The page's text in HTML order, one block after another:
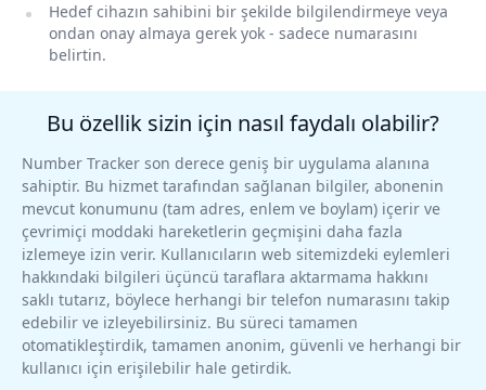
Hedef cihazın sahibini bir şekilde bilgilendirmeye veya
ondan onay almaya gerek yok - sadece numarasını
belirtin.
Bu özellik sizin için nasıl faydalı olabilir?
Number Tracker son derece geniş bir uygulama alanına
sahiptir. Bu hizmet tarafından sağlanan bilgiler, abonenin
mevcut konumunu (tam adres, enlem ve boylam) içerir ve
çevrimiçi moddaki hareketlerin geçmişini daha fazla
izlemeye izin verir. Kullanıcıların web sitemizdeki eylemleri
hakkındaki bilgileri üçüncü taraflara aktarmama hakkını
saklı tutarız, böylece herhangi bir telefon numarasını takip
edebilir ve izleyebilirsiniz. Bu süreci tamamen
otomatikleştirdik, tamamen anonim, güvenli ve herhangi bir
kullanıcı için erişilebilir hale getirdik.